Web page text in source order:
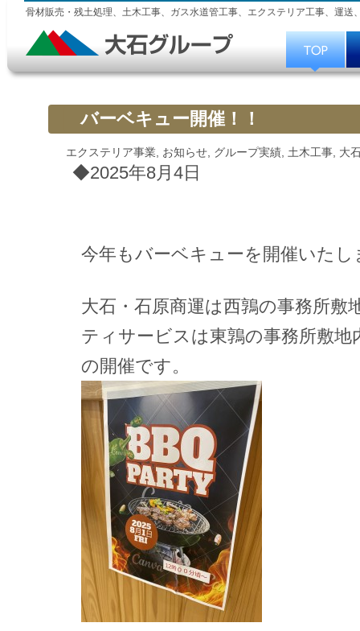
骨材販売・残土処理、土木工事、ガス水道管工事、エクステリア工事、運送
バーベキュー開催！！
エクステリア事業 お知らせ グループ実績 土木工事 大
◆2025年8月4日
今年もバーベキューを開催いたし
大石・石原商運は西鶉の事務所敷
ティサービスは東鶉の事務所敷
の開催です。